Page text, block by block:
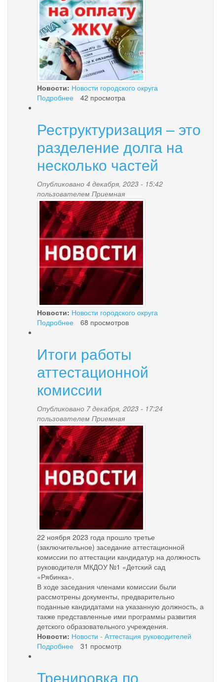
Новости: Новости городского округа
Подробнее
на
оплату
ЖКУ
42 просмотра
Реструктуризация – это
разделение долга на
несколько частей
Опубликовано 4 декабря, 2023 - 15:42
пользователем Приемная
news-
palana.jpg
Новости: Новости городского округа
Подробнее
это
разделение
долга
несколько
68 просмотров
Итоги работы
аттестационной
комиссии
Опубликовано 7 декабря, 2023 - 17:24
пользователем Приемная
news-
palana.jpg
22 ноября 2023 года прошло третье
(заключительное) заседание аттестационной
комиссии по аттестации кандидатур на должность
руководителя МКДОУ №1 «Детский сад
«Рябинка».
В ходе заседания членами комиссии были
рассмотрены документы, предварительно
поданные кандидатами на указанную должность, а
также представленные ими программы развития
детского образовательного учреждения.
Новости: Новости - Аттестация руководителей
Подробнее
аттестационной
31 просмотр
Тренировка по